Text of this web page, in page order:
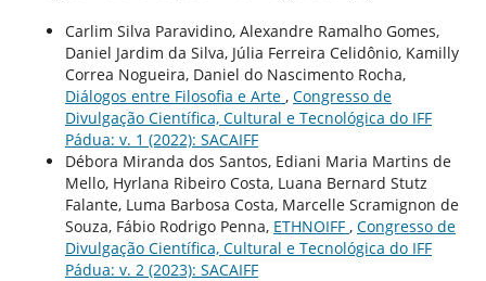
Carlim Silva Paravidino, Alexandre Ramalho Gomes,
Daniel Jardim da Silva, Júlia Ferreira Celidônio, Kamilly
Correa Nogueira, Daniel do Nascimento Rocha,
Diálogos entre Filosofia e Arte , Congresso de
Divulgação Científica, Cultural e Tecnológica do IFF
Pádua: v. 1 (2022): SACAIFF
Débora Miranda dos Santos, Ediani Maria Martins de
Mello, Hyrlana Ribeiro Costa, Luana Bernard Stutz
Falante, Luma Barbosa Costa, Marcelle Scramignon de
Souza, Fábio Rodrigo Penna, ETHNOIFF , Congresso de
Divulgação Científica, Cultural e Tecnológica do IFF
Pádua: v. 2 (2023): SACAIFF